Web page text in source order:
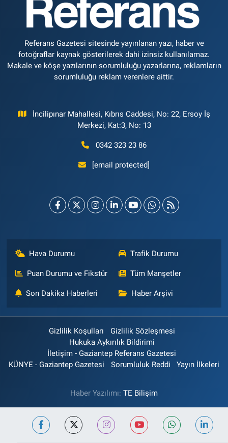
Referans Gazetesi sitesinde yayınlanan yazı, haber ve
fotoğraflar kaynak gösterilerek dahi izinsiz kullanılamaz.
Makale ve köşe yazılarının sorumluluğu yazarlarına, reklamların
sorumluluğu reklam verenlere aittir.
İncilipınar Mahallesi, Kıbrıs Caddesi, No: 22, Ersoy İş
Merkezi, Kat:3, No: 13
0342 323 23 86
[email protected]
Hava Durumu Trafik Durumu
Puan Durumu ve Fikstür Tüm Manşetler
Son Dakika Haberleri Haber Arşivi
Gizlilik Koşulları
Gizlilik Sözleşmesi
Hukuka Aykırılık Bildirimi
İletişim - Gaziantep Referans Gazetesi
KÜNYE - Gaziantep Gazetesi
Sorumluluk Reddi Yayın İlkeleri
Haber Yazılımı: TE Bilişim